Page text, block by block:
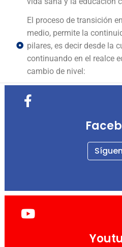
El proceso de transición
medio, permite la
pilares, es decir desde la
continuando en el realce
cambio de nivel: